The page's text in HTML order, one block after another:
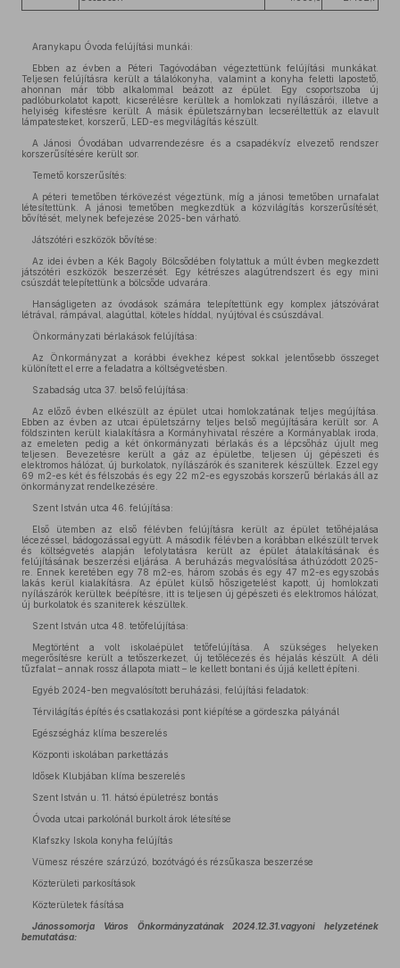
Aranykapu Óvoda felújítási munkái:
Ebben az évben a Péteri Tagóvodában végeztettünk felújítási munkákat.
Teljesen felújításra került a tálalókonyha, valamint a konyha feletti lapostető,
ahonnan már több alkalommal beázott az épület. Egy csoportszoba új
padlóburkolatot kapott, kicserélésre kerültek a homlokzati nyílászárói, illetve a
helyiség kifestésre került. A másik épületszárnyban lecseréltettük az elavult
lámpatesteket, korszerű, LED-es megvilágítás készült.
A Jánosi Óvodában udvarrendezésre és a csapadékvíz elvezető rendszer
korszerűsítésére került sor.
Temető korszerűsítés:
A péteri temetőben térkövezést végeztünk, míg a jánosi temetőben urnafalat
létesítettünk. A jánosi temetőben megkezdtük a közvilágítás korszerűsítését,
bővítését, melynek befejezése 2025-ben várható.
Játszótéri eszközök bővítése:
Az idei évben a Kék Bagoly Bölcsődében folytattuk a múlt évben megkezdett
játszótéri eszközök beszerzését. Egy kétrészes alagútrendszert és egy mini
csúszdát telepítettünk a bölcsőde udvarára.
Hanságligeten az óvodások számára telepítettünk egy komplex játszóvárat
létrával, rámpával, alagúttal, köteles híddal, nyújtóval és csúszdával.
Önkormányzati bérlakások felújítása:
Az Önkormányzat a korábbi évekhez képest sokkal jelentősebb összeget
különített el erre a feladatra a költségvetésben.
Szabadság utca 37. belső felújítása:
Az előző évben elkészült az épület utcai homlokzatának teljes megújítása.
Ebben az évben az utcai épületszárny teljes belső megújítására került sor. A
földszinten került kialakításra a Kormányhivatal részére a Kormányablak iroda,
az emeleten pedig a két önkormányzati bérlakás és a lépcsőház újult meg
teljesen. Bevezetésre került a gáz az épületbe, teljesen új gépészeti és
elektromos hálózat, új burkolatok, nyílászárók és szaniterek készültek. Ezzel egy
69 m2-es két és félszobás és egy 22 m2-es egyszobás korszerű bérlakás áll az
önkormányzat rendelkezésére.
Szent István utca 46. felújítása:
Első ütemben az első félévben felújításra került az épület tetőhéjalása
lécezéssel, bádogozással együtt. A második félévben a korábban elkészült tervek
és költségvetés alapján lefolytatásra került az épület átalakításának és
felújításának beszerzési eljárása. A beruházás megvalósítása áthúzódott 2025-
re. Ennek keretében egy 78 m2-es, három szobás és egy 47 m2-es egyszobás
lakás kerül kialakításra. Az épület külső hőszigetelést kapott, új homlokzati
nyílászárók kerültek beépítésre, itt is teljesen új gépészeti és elektromos hálózat,
új burkolatok és szaniterek készültek.
Szent István utca 48. tetőfelújítása:
Megtörtént a volt iskolaépület tetőfelújítása. A szükséges helyeken
megerősítésre került a tetőszerkezet, új tetőlécezés és héjalás készült. A déli
tűzfalat – annak rossz állapota miatt – le kellett bontani és újjá kellett építeni.
Egyéb 2024-ben megvalósított beruházási, felújítási feladatok:
Térvilágítás építés és csatlakozási pont kiépítése a gördeszka pályánál
Egészségház klíma beszerelés
Központi iskolában parkettázás
Idősek Klubjában klíma beszerelés
Szent István u. 11. hátsó épületrész bontás
Óvoda utcai parkolónál burkolt árok létesítése
Klafszky Iskola konyha felújítás
Vümesz részére szárzúzó, bozótvágó és rézsűkasza beszerzése
Közterületi parkosítások
Közterületek fásítása
Jánossomorja Város Önkormányzatának 2024.12.31.vagyoni helyzetének
bemutatása: